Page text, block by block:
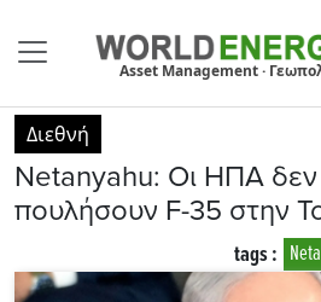
Asset Management ·
Διεθνή
Netanyahu: Οι ΗΠΑ δεν
πουλήσουν F-35 στην
tags :